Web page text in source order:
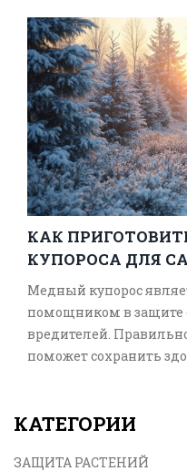
КАК
КУПОРОСА ДЛЯ
Медный купорос
помощником в защите
вредителей.
поможет сохранить
смешивать
рекомендации по
КАТЕГОРИИ
ЗАЩИТА РАСТЕНИЙ